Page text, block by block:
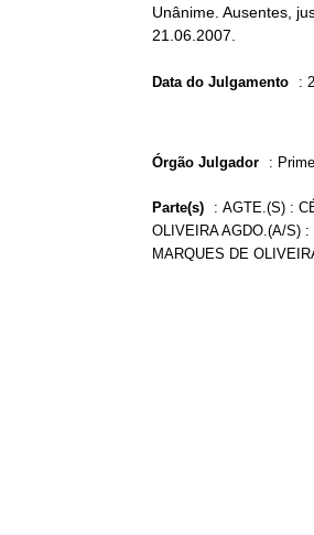
Unânime. Ausentes,
21.06.2007.
Data do Julgamento :
Órgão Julgador :
Parte(s) : AGTE.(S) :
OLIVEIRA AGDO.(A/S)
MARQUES DE